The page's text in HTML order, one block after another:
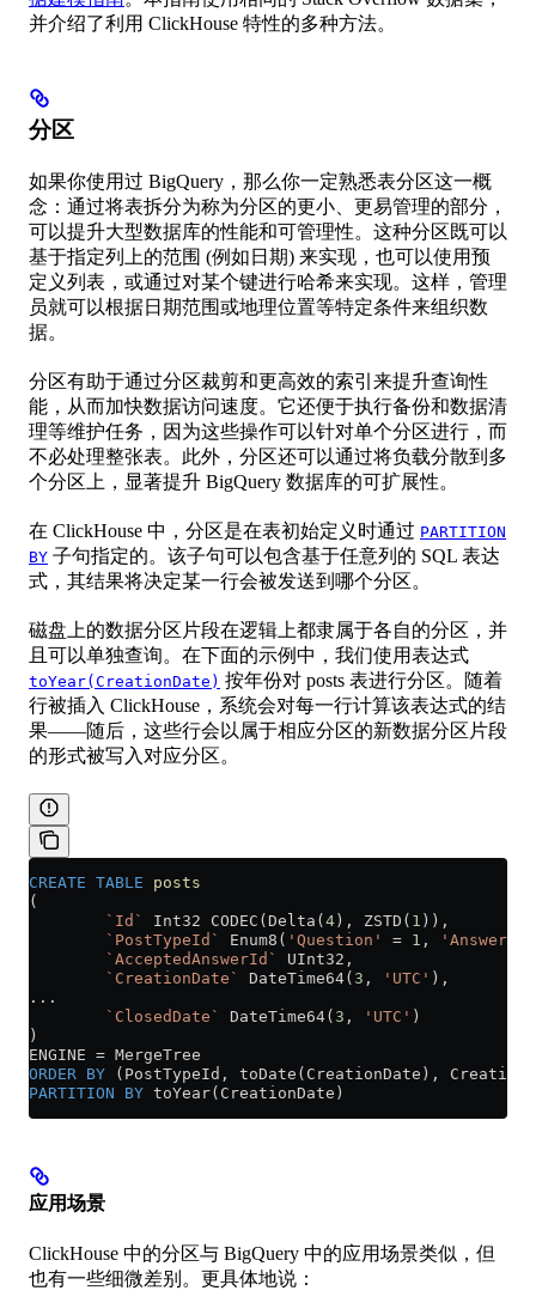
并介绍了利用 ClickHouse 特性的多种方法。
分区
如果你使用过 BigQuery，那么你一定熟悉表分区这一概
念：通过将表拆分为称为分区的更小、更易管理的部分，
可以提升大型数据库的性能和可管理性。这种分区既可以
基于指定列上的范围 (例如日期) 来实现，也可以使用预
定义列表，或通过对某个键进行哈希来实现。这样，管理
员就可以根据日期范围或地理位置等特定条件来组织数
据。
分区有助于通过分区裁剪和更高效的索引来提升查询性
能，从而加快数据访问速度。它还便于执行备份和数据清
理等维护任务，因为这些操作可以针对单个分区进行，而
不必处理整张表。此外，分区还可以通过将负载分散到多
个分区上，显著提升 BigQuery 数据库的可扩展性。
在 ClickHouse 中，分区是在表初始定义时通过 PARTITION
BY 子句指定的。该子句可以包含基于任意列的 SQL 表达
式，其结果将决定某一行会被发送到哪个分区。
磁盘上的数据分区片段在逻辑上都隶属于各自的分区，并
且可以单独查询。在下面的示例中，我们使用表达式
toYear(CreationDate) 按年份对 posts 表进行分区。随着
行被插入 ClickHouse，系统会对每一行计算该表达式的结
果——随后，这些行会以属于相应分区的新数据分区片段
的形式被写入对应分区。
CREATE TABLE posts
(
        `Id`
Int32 CODEC(Delta(4), ZSTD( 1 )),
        `PostTypeId`
Enum8( 'Question' = 1 , 'Answer'
        `AcceptedAnswerId`
UInt32,
        `CreationDate`
DateTime64( 3 , 'UTC' ),
...
        `ClosedDate`
DateTime64( 3 , 'UTC' )
)
ENGINE = MergeTree
ORDER BY (PostTypeId, toDate(CreationDate),
PARTITION BY toYear(CreationDate)
应用场景
ClickHouse 中的分区与 BigQuery 中的应用场景类似，但
也有一些细微差别。更具体地说：